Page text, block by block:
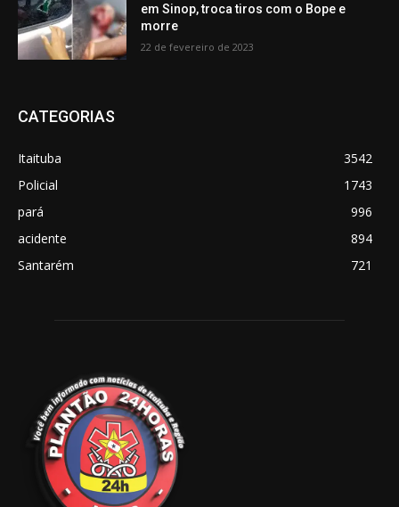
em Sinop, troca tiros com o Bope e
morre
22 de fevereiro de 2023
CATEGORIAS
Itaituba
3542
Policial
1743
pará
996
acidente
894
Santarém
721